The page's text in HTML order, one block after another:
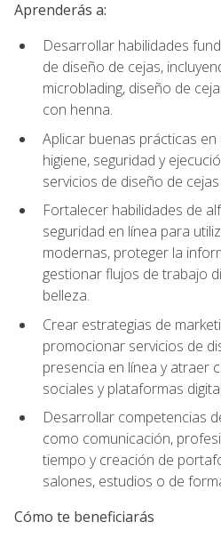
Aprenderás a:
Desarrollar habilidades
de diseño de cejas,
microblading, diseño de
con henna.
Aplicar buenas prácticas
higiene, seguridad y
servicios de diseño de
Fortalecer habilidades de
seguridad en línea para
modernas, proteger la
gestionar flujos de trabajo
belleza.
Crear estrategias de
promocionar servicios de
presencia en línea y atraer
sociales y plataformas
Desarrollar competencias
como comunicación,
tiempo y creación de
salones, estudios o de
Cómo te beneficiarás